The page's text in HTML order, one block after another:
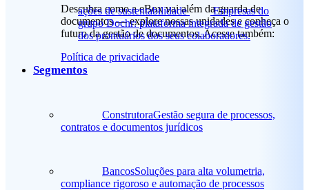
ações de sustentabilidade
Empresas do
grupo Dochr: plataforma integrada de gestão
dos prontuários dos seus colaboradores.
Descubra como a eBox vai além da guarda de
documentos — explore nossas unidades e conheça o
futuro da gestão de documentos. Acesse também:
Política de privacidade
Segmentos
ConstrutoraGestão segura de processos,
contratos e documentos jurídicos
BancosSoluções para alta volumetria,
compliance rigoroso e automação de processos